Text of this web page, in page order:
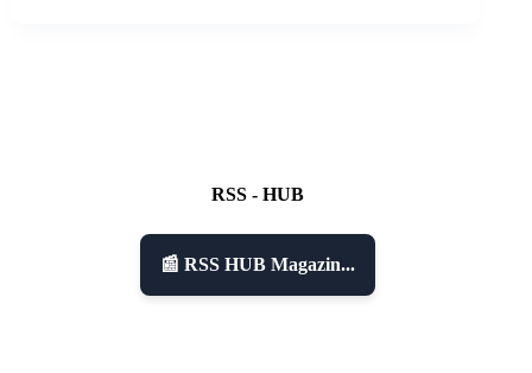
RSS - HUB
📰 RSS HUB Magazin...